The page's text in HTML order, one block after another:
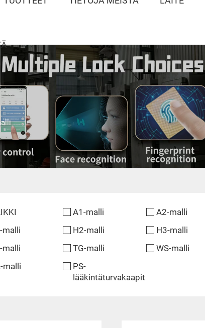
A1-malli A2-malli
malli
H2-malli H3-malli
malli
TG-malli WS-malli
malli
PS-
lääkintäturvakaapit